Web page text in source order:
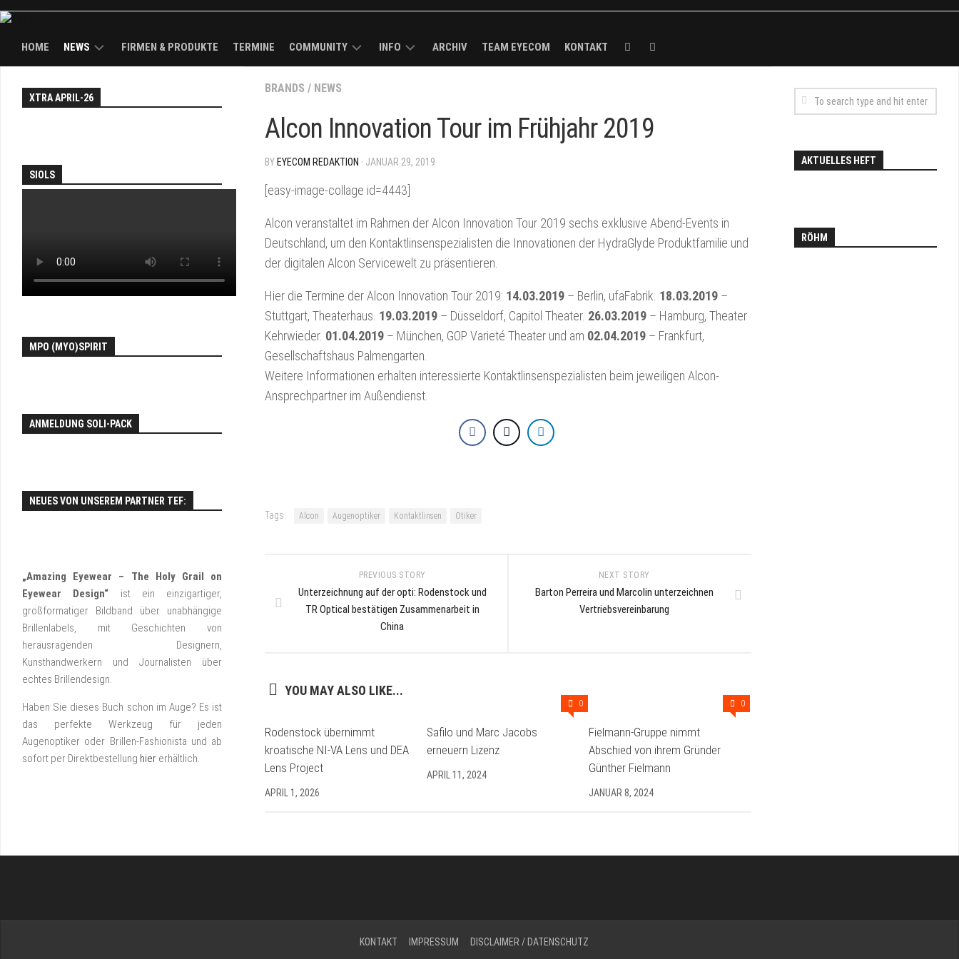
HOME NEWS
NEWS
FIRMEN & PRODUKTE TERMINE COMMUNITY
EYECOM
THROUGH
FAIR
ANMELDUNG
PACK
&
DEALS
TV
THE
EYEWEAR
TEF
MAGAZINE
FACEBOOK
INSTAGRAM
SIGN
INFO
MEDIADATEN
ARCHIV TEAM EYECOM KONTAKT
BRANDS / NEWS
Alcon Innovation Tour im Frühjahr 2019
BY EYECOM REDAKTION · JANUAR 29, 2019
[easy-image-collage id=4443]
Alcon veranstaltet im Rahmen der Alcon Innovation Tour 2019 sechs exklusive Abend-Events in
Deutschland, um den Kontaktlinsenspezialisten die Innovationen der HydraGlyde Produktfamilie und
der digitalen Alcon Servicewelt zu präsentieren.
Hier die Termine der Alcon Innovation Tour 2019: 14.03.2019 – Berlin, ufaFabrik. 18.03.2019 –
Stuttgart, Theaterhaus. 19.03.2019 – Düsseldorf, Capitol Theater. 26.03.2019 – Hamburg, Theater
Kehrwieder. 01.04.2019 – München, GOP Varieté Theater und am 02.04.2019 – Frankfurt,
Gesellschaftshaus Palmengarten.
Weitere Informationen erhalten interessierte Kontaktlinsenspezialisten beim jeweiligen Alcon-
Ansprechpartner im Außendienst.
Tags: Alcon Augenoptiker Kontaktlinsen Otiker
NEXT STORY
Barton Perreira und Marcolin unterzeichnen
Vertriebsvereinbarung
PREVIOUS STORY
Unterzeichnung auf der opti: Rodenstock und
TR Optical bestätigen Zusammenarbeit in
China
YOU MAY ALSO LIKE...
Rodenstock übernimmt
kroatische NI-VA Lens und DEA
Lens Project
APRIL 1, 2026
0
Safilo und Marc Jacobs
erneuern Lizenz
APRIL 11, 2024
0
Fielmann-Gruppe nimmt
Abschied von ihrem Gründer
Günther Fielmann
JANUAR 8, 2024
XTRA APRIL-26
SIOLS
MPO (MYO)SPIRIT
ANMELDUNG SOLI-PACK
NEUES VON UNSEREM PARTNER TEF:
„Amazing Eyewear – The Holy Grail on
Eyewear Design“ ist ein einzigartiger,
großformatiger Bildband über unabhängige
Brillenlabels, mit Geschichten von
herausragenden Designern,
Kunsthandwerkern und Journalisten über
echtes Brillendesign.
Haben Sie dieses Buch schon im Auge? Es ist
das perfekte Werkzeug für jeden
Augenoptiker oder Brillen-Fashionista und ab
sofort per Direktbestellung hier erhältlich.
AKTUELLES HEFT
RÖHM
KONTAKT IMPRESSUM DISCLAIMER / DATENSCHUTZ